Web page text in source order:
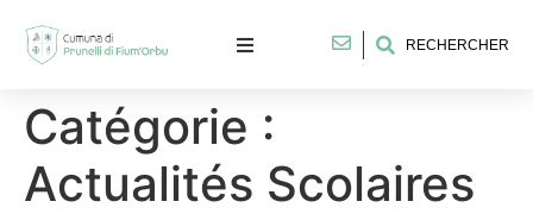
RECHERCHER
Catégorie :
Actualités Scolaires